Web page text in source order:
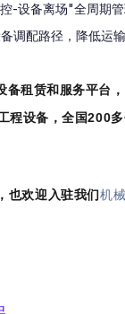
-设备离场"全周期
调配路径，降低运
备租赁和服务平台
程设备，全国200
也欢迎入驻我们机